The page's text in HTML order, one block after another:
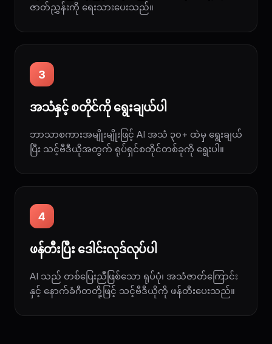
ဇာတ်ညွှန်းကို ရေးသားပေးသည်။
3
အသံနှင့် စတိုင်ကို ရွေးချယ်ပါ
ဘာသာစကားအမျိုးမျိုးဖြင့် AI အသံ ၃၀+ ထဲမှ ရွေးချယ်
ပြီး သင့်ဗီဒီယိုအတွက် ရုပ်ရှင်စတိုင်တစ်ခုကို ရွေးပါ။
4
ဖန်တီးပြီး ဒေါင်းလုဒ်လုပ်ပါ
AI သည် တစ်ပြေးညီဖြစ်သော ရုပ်ပုံ၊ အသံဇာတ်ကြောင်း
နှင့် နောက်ခံဂီတတို့ဖြင့် သင့်ဗီဒီယိုကို ဖန်တီးပေးသည်။